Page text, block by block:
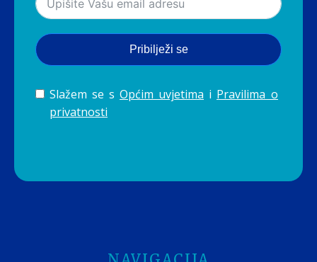
Pribilježi se
Slažem se s Općim uvjetima i Pravilima o
privatnosti